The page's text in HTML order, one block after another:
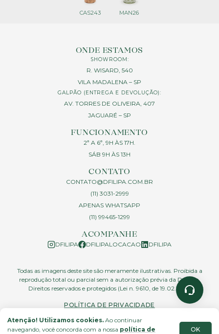
CAS243 MAN26
ONDE ESTAMOS
SHOWROOM:
R. WISARD, 540
VILA MADALENA – SP
GALPÃO (ENTREGA E DEVOLUÇÃO):
AV. TORRES DE OLIVEIRA, 407
JAGUARÉ – SP
FUNCIONAMENTO
2ª A 6ª, 9H ÀS 17H.
SÁB 9H ÀS 13H
CONTATO
CONTATO@DFILIPA.COM.BR
(11) 3031-2999
APENAS WHATSAPP
(11) 99465-1299
ACOMPANHE
DFILIPA DFILIPALOCACAO DFILIPA
Todas as imagens deste site são meramente ilustrativas. Proibida a
reprodução total ou parcial sem a autorização prévia da D.Filipa.
Direitos reservados e protegidos (Lei n. 9610, de 19.02.1998)
POLÍTICA DE PRIVACIDADE
site feito por
Atenção! Utilizamos cookies. Ao continuar
navegando, você concorda com a nossa política de OK